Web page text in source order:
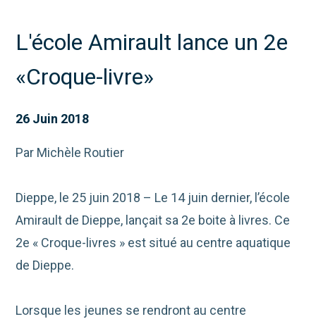
L'école Amirault lance un 2e
«Croque-livre»
26 Juin 2018
Par Michèle Routier
Dieppe, le 25 juin 2018 – Le 14 juin dernier, l’école
Amirault de Dieppe, lançait sa 2e boite à livres. Ce
2e « Croque-livres » est situé au centre aquatique
de Dieppe.
Lorsque les jeunes se rendront au centre